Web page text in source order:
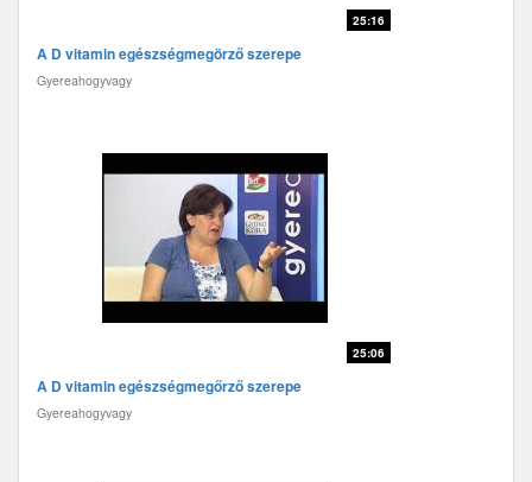
25:16
A D vitamin egészségmegörző szerepe
Gyereahogyvagy
25:06
A D vitamin egészségmegőrző szerepe
Gyereahogyvagy